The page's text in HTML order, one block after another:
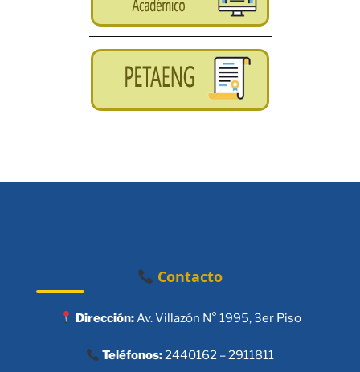
Contacto
Dirección:Av. Villazón N° 1995, 3er Piso
Teléfonos:2440162 – 2911811